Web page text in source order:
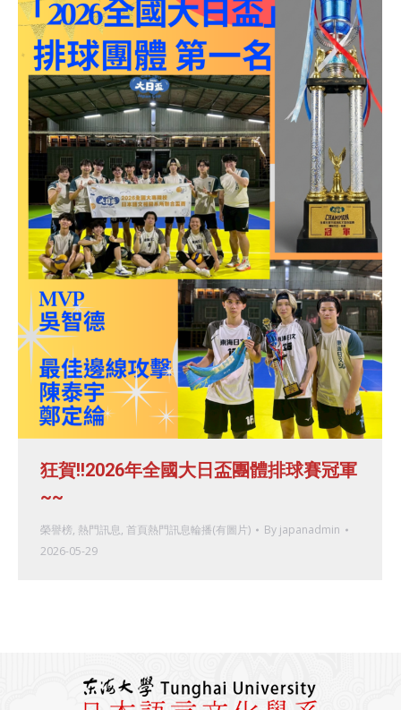
狂賀!!2026年全國大日盃團體排球賽冠軍
~~
榮譽榜, 熱門訊息, 首頁熱門訊息輪播(有圖片) By japanadmin
2026-05-29